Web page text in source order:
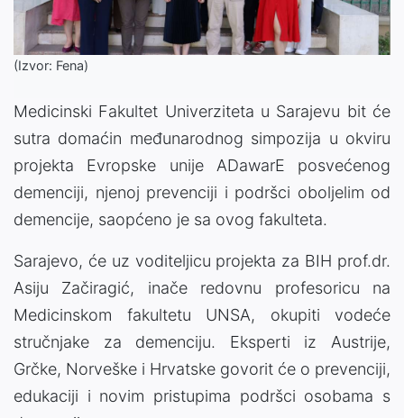
(Izvor: Fena)
Medicinski Fakultet Univerziteta u Sarajevu bit će
sutra domaćin međunarodnog simpozija u okviru
projekta Evropske unije ADawarE posvećenog
demenciji, njenoj prevenciji i podršci oboljelim od
demencije, saopćeno je sa ovog fakulteta.
Sarajevo, će uz voditeljicu projekta za BIH prof.dr.
Asiju Začiragić, inače redovnu profesoricu na
Medicinskom fakultetu UNSA, okupiti vodeće
stručnjake za demenciju. Eksperti iz Austrije,
Grčke, Norveške i Hrvatske govorit će o prevenciji,
edukaciji i novim pristupima podršci osobama s